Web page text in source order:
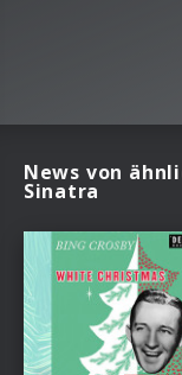
News von
Sinatra